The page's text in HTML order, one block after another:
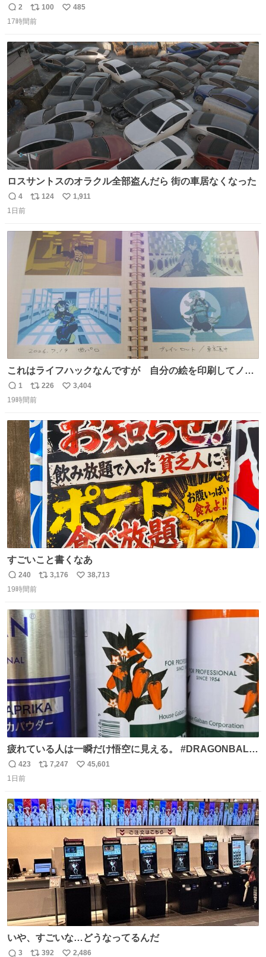
る。どこまで売り物でどこから私物か不明なごちゃごちゃ
の店内には埼玉自虐習字がずらり。日替わり謎汁の試食や
どわあ～な謎パンなどなんでもあり。クレヨンしんちゃん
を生んだ町、強すぎる。
返
信
2
リ
ポ
ト
数
100
い
数
485
17時間前
ロスサントスのオラクル全部盗んだら 街の車居なくなった
返
信
4
リ
ト
数
124
い
数
1,911
1日前
これはライフハックなんですが 自分の絵を印刷してノー
トに貼って日付とキャプションを一言添えると 結構健康に
いいです。
返
信
1
リ
ポ
ト
数
226
い
数
3,404
19時間前
すごいこと書くなあ
返
信
240
リ
ト
数
3,176
い
38,713
19時間前
疲れている人は一瞬だけ悟空に見える。 #DRAGONBALL
#ドラゴンボール
返
信
423
リ
ト
数
7,247
い
数
45,601
1日前
いや、すごいな…どうなってるんだ
3 392 2,486